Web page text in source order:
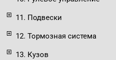
11. Подвески
12. Тормозная система
13. Кузов